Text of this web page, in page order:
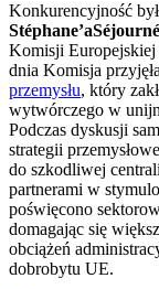
Konkurencyjność
Stéphane’aSéjourné
Komisji Europejskiej
dnia Komisja przyjęła
przemysłu, który
wytwórczego w
Podczas dyskusji
strategii
do szkodliwej
partnerami w
poświęcono
domagając się
obciążeń
dobrobytu UE.